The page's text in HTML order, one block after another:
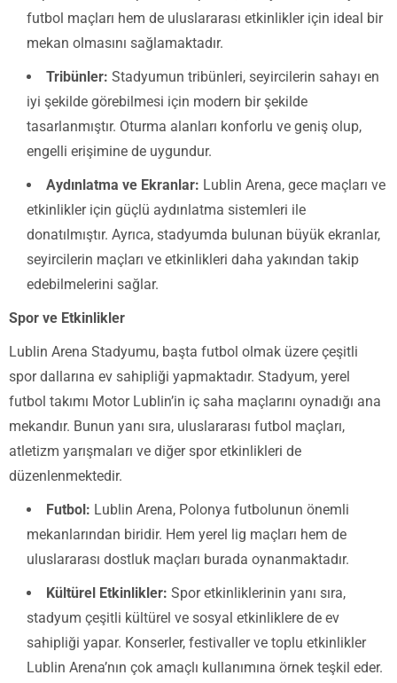
futbol maçları hem de uluslararası etkinlikler için ideal bir
mekan olmasını sağlamaktadır.
Tribünler: Stadyumun tribünleri, seyircilerin sahayı en
iyi şekilde görebilmesi için modern bir şekilde
tasarlanmıştır. Oturma alanları konforlu ve geniş olup,
engelli erişimine de uygundur.
Aydınlatma ve Ekranlar: Lublin Arena, gece maçları ve
etkinlikler için güçlü aydınlatma sistemleri ile
donatılmıştır. Ayrıca, stadyumda bulunan büyük ekranlar,
seyircilerin maçları ve etkinlikleri daha yakından takip
edebilmelerini sağlar.
Spor ve Etkinlikler
Lublin Arena Stadyumu, başta futbol olmak üzere çeşitli
spor dallarına ev sahipliği yapmaktadır. Stadyum, yerel
futbol takımı Motor Lublin’in iç saha maçlarını oynadığı ana
mekandır. Bunun yanı sıra, uluslararası futbol maçları,
atletizm yarışmaları ve diğer spor etkinlikleri de
düzenlenmektedir.
Futbol: Lublin Arena, Polonya futbolunun önemli
mekanlarından biridir. Hem yerel lig maçları hem de
uluslararası dostluk maçları burada oynanmaktadır.
Kültürel Etkinlikler: Spor etkinliklerinin yanı sıra,
stadyum çeşitli kültürel ve sosyal etkinliklere de ev
sahipliği yapar. Konserler, festivaller ve toplu etkinlikler
Lublin Arena’nın çok amaçlı kullanımına örnek teşkil eder.